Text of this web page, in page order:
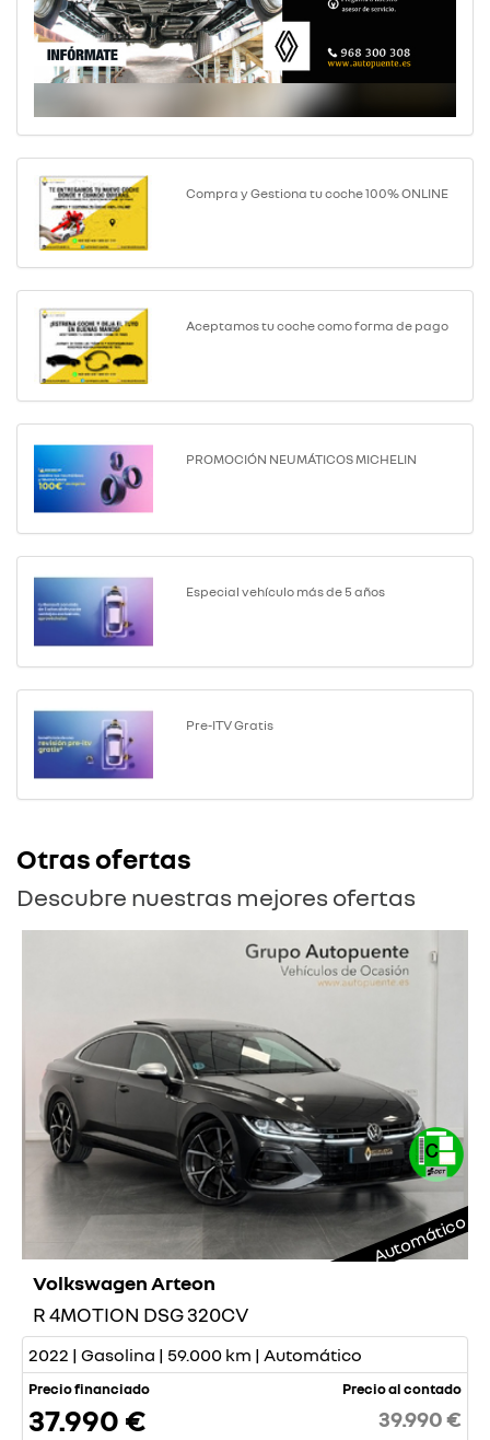
Compra y Gestiona tu coche 100% ONLINE
Aceptamos tu coche como forma de pago
PROMOCIÓN NEUMÁTICOS MICHELIN
Especial vehículo más de 5 años
Pre-ITV Gratis
Otras ofertas
Descubre nuestras mejores ofertas
Automático
Volkswagen Arteon
R 4MOTION DSG 320CV
2022 | Gasolina | 59.000 km | Automático
Precio financiado
37.990 €
Precio al contado
39.990 €